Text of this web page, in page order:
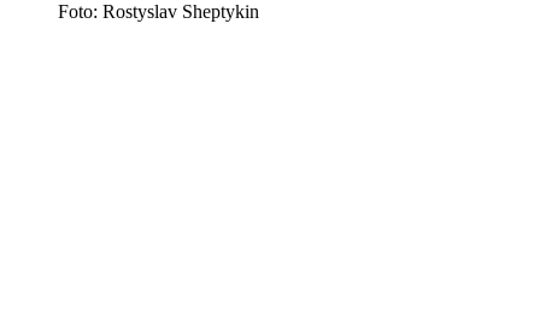
Foto: Rostyslav Sheptykin